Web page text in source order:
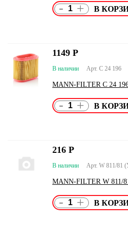
- +
Арт. C 24 196
В наличии
MANN-FILTER C 24
1149 Р
- +
Арт. W 811/81
В наличии
MANN-FILTER W 811/
216 Р
- +